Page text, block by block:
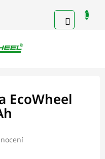
KOŠÍK
EcoWheel